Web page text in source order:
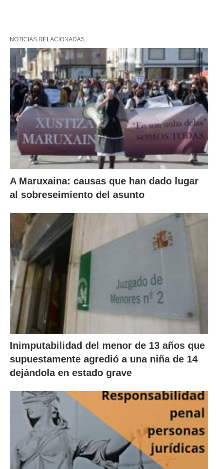
NOTICIAS RELACIONADAS
A Maruxaina: causas que han dado lugar
al sobreseimiento del asunto
Inimputabilidad del menor de 13 años que
supuestamente agredió a una niña de 14
dejándola en estado grave